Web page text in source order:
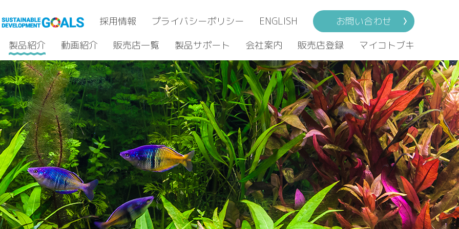
採用情報 プライバシーポリシー ENGLISH
お問い合わせ
製品紹介
動画紹介 販売店一覧 製品サポート 会社案内 販売店登録 マイコトブキ